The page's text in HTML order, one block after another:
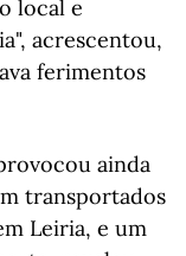
local e
acrescentou,
ferimentos
ainda
transportados
Leiria, e um